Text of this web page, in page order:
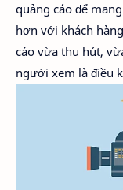
quảng cáo để
hơn với khách
cáo vừa thu hút,
người xem là điều